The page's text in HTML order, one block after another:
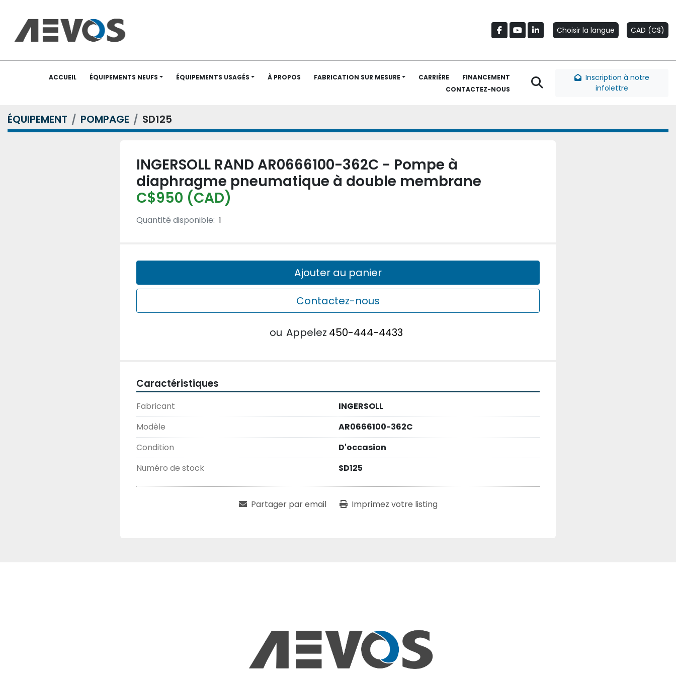
facebook
youtubelinkedinChoisir la langue CAD (C$)
ACCUEIL ÉQUIPEMENTS NEUFS ÉQUIPEMENTS USAGÉS À PROPOS FABRICATION SUR MESURE CARRIÈRE
FINANCEMENT
CONTACTEZ-NOUS
RechercherInscription à notre
infolettre
ÉQUIPEMENT POMPAGE SD125
INGERSOLL RAND AR0666100-362C - Pompe à
diaphragme pneumatique à double membrane
C$950 (CAD)
Quantité disponible: 1
Ajouter au panier
Contactez-nous
ou Appelez 450-444-4433
Caractéristiques
Fabricant
INGERSOLL
Modèle
AR0666100-362C
Condition
D'occasion
Numéro de stock
SD125
Partager par email Imprimez votre listing